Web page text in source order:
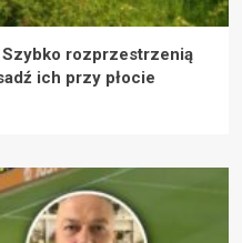
rozprzestrzenią
ich przy płocie